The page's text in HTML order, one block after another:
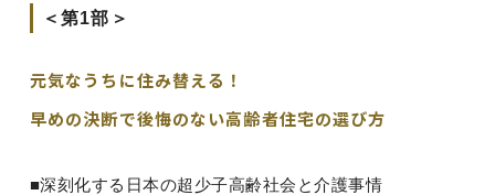
＜第1部＞
元気なうちに住み替える！
早めの決断で後悔のない高齢者住宅の選び方
■深刻化する日本の超少子高齢社会と介護事情